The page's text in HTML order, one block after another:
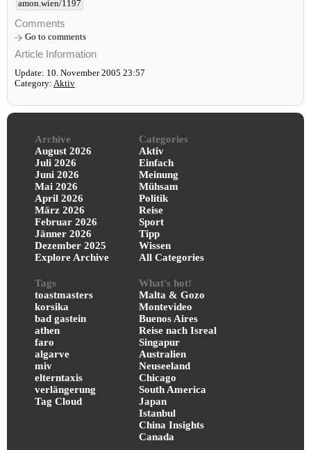
amon.wien/1197
Comments
Go to comments
Article Information
Update: 10. November 2005 23:57
Category: Aktiv
Archive
August 2026
Juli 2026
Juni 2026
Mai 2026
April 2026
März 2026
Februar 2026
Jänner 2026
Dezember 2025
Explore Archive
Categories
Aktiv
Einfach
Meinung
Mühsam
Politik
Reise
Sport
Tipp
Wissen
All Categories
Tags
toastmasters
korsika
bad gastein
athen
faro
algarve
miv
elterntaxis
verlängerung
Tag Cloud
What's hot!
Malta & Gozo
Montevideo
Buenos Aires
Reise nach Isreal
Singapur
Australien
Neuseeland
Chicago
South America
Japan
Istanbul
China Insights
Canada